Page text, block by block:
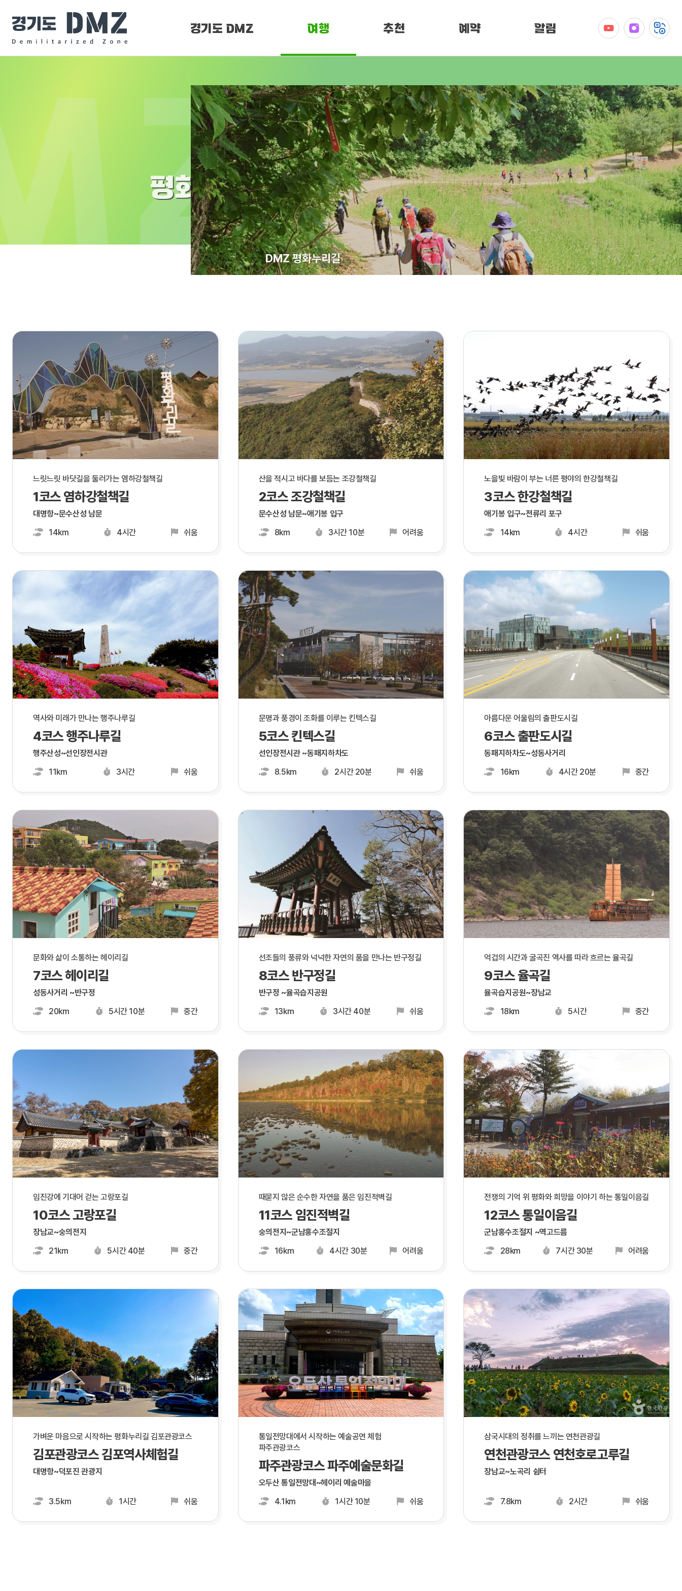
경기도 DMZ
DMZ OPEN 페스티벌
여행
임진각 평화누리
DMZ 평화누리길
추천 예약 알림
이벤트
DMZ
평화누리길
DMZ 평화누리길
느릿느릿 바닷길을 둘러가는 염하강철책길
1코스 염하강철책길
대명항~문수산성 남문
14km
4시간 쉬움
산을 적시고 바다를 보듬는 조강철책길
2코스 조강철책길
문수산성 남문~애기봉 입구
8km
3시간 10분 어려움
노을빛 바람이 부는 너른 평야의 한강철책길
3코스 한강철책길
애기봉 입구~전류리 포구
14km
4시간 쉬움
역사와 미래가 만나는 행주나루길
4코스 행주나루길
행주산성~선인장전시관
11km
3시간 쉬움
문명과 풍경이 조화를 이루는 킨텍스길
5코스 킨텍스길
선인장전시관 ~동패지하차도
8.5km
2시간 20분 쉬움
아름다운 어울림의 출판도시길
6코스 출판도시길
동패지하차도~성동사거리
16km
4시간 20분 중간
문화와 삶이 소통하는 헤이리길
7코스 헤이리길
성동사거리 ~반구정
20km
5시간 10분 중간
선조들의 풍류와 넉넉한 자연의 품을 만나는 반구정길
8코스 반구정길
반구정 ~율곡습지공원
13km
3시간 40분 쉬움
억겁의 시간과 굴곡진 역사를 따라 흐르는 율곡길
9코스 율곡길
율곡습지공원~장남교
18km
5시간 중간
임진강에 기대어 걷는 고랑포길
10코스 고랑포길
장남교~숭의전지
21km
5시간 40분 중간
때묻지 않은 순수한 자연을 품은 임진적벽길
11코스 임진적벽길
숭의전지~군남홍수조절지
16km
4시간 30분 어려움
전쟁의 기억 위 평화와 희망을 이야기 하는 통일이음길
12코스 통일이음길
군남홍수조절지 ~역고드름
28km
7시간 30분 어려움
가벼운 마음으로 시작하는 평화누리길 김포관광코스
김포관광코스 김포역사체험길
대명항~덕포진 관광지
3.5km 1시간 쉬움
통일전망대에서 시작하는 예술공연 체험
파주관광코스
파주관광코스 파주예술문화길
오두산 통일전망대~헤이리 예술마을
4.1km
1시간 10분 쉬움
삼국시대의 정취를 느끼는 연천관광길
연천관광코스 연천호로고루길
장남교~노곡리 쉼터
7.8km 2시간 쉬움